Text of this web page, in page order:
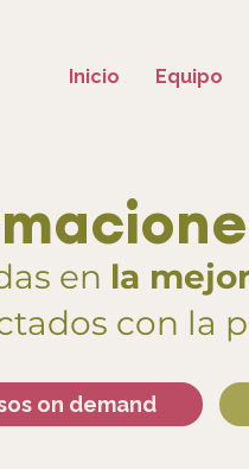
Inicio Equipo
en la
con la
on demand